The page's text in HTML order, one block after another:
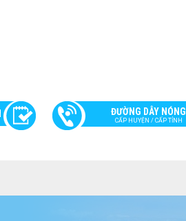
ĐƯỜNG DÂY NÓNG
CẤP HUYỆN / CẤP TỈNH